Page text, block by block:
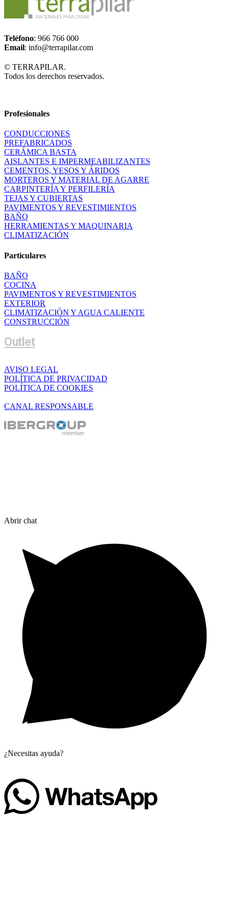
Teléfono: 966 766 000
Email: info@terrapilar.com
© TERRAPILAR.
Todos los derechos reservados.
Profesionales
CONDUCCIONES
PREFABRICADOS
CERÁMICA BASTA
AISLANTES E IMPERMEABILIZANTES
CEMENTOS, YESOS Y ÁRIDOS
MORTEROS Y MATERIAL DE AGARRE
CARPINTERÍA Y PERFILERÍA
TEJAS Y CUBIERTAS
PAVIMENTOS Y REVESTIMIENTOS
BAÑO
HERRAMIENTAS Y MAQUINARIA
CLIMATIZACIÓN
Particulares
BAÑO
COCINA
PAVIMENTOS Y REVESTIMIENTOS
EXTERIOR
CLIMATIZACIÓN Y AGUA CALIENTE
CONSTRUCCIÓN
Outlet
AVISO LEGAL
POLÍTICA DE PRIVACIDAD
POLÍTICA DE COOKIES
CANAL RESPONSABLE
Abrir chat
¿Necesitas ayuda?